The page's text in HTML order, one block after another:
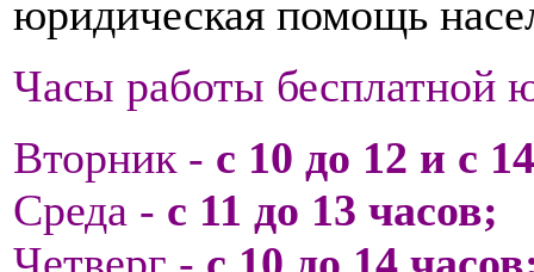
юридическая помощь
Часы работы бесплатной
Вторник - с 10 до 12 и с
Среда - с 11 до 13 часов;